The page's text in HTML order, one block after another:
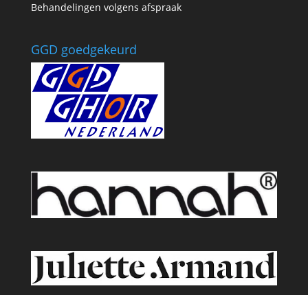
Behandelingen volgens afspraak
GGD goedgekeurd